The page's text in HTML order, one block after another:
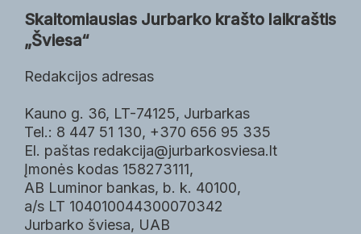
Skaitomiausias Jurbarko krašto laikraštis
„Šviesa“
Redakcijos adresas
Kauno g. 36, LT-74125, Jurbarkas
Tel.: 8 447 51 130, +370 656 95 335
El. paštas redakcija@jurbarkosviesa.lt
Įmonės kodas 158273111,
AB Luminor bankas, b. k. 40100,
a/s LT 104010044300070342
Jurbarko šviesa, UAB